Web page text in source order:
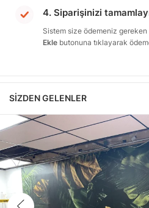
4. Siparişinizi
Sistem size ödemeniz gereken
Ekle butonuna tıklayarak
SIZDEN GELENLER